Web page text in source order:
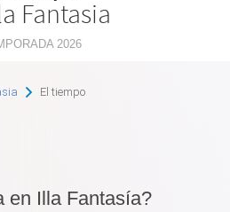
Fantasia
2026
El tiempo
en Illa Fantasía?